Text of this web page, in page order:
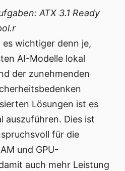
ATX 3.1 Ready
wichtiger denn je,
AI-Modelle lokal
der zunehmenden
Lösungen ist es
auszuführen. Dies ist
für die
und GPU-
auch mehr Leistung